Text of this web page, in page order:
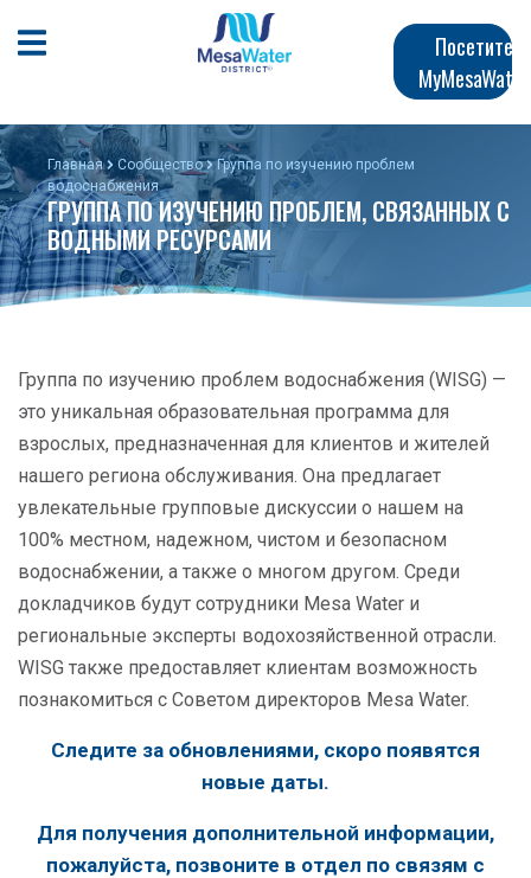
Главная
Открыть мобильное меню
Посетите
MyMesaWater
Главная Сообщество
Группа по изучению проблем
водоснабжения
ГРУППА ПО ИЗУЧЕНИЮ ПРОБЛЕМ, СВЯЗАННЫХ С
ВОДНЫМИ РЕСУРСАМИ
Группа по изучению проблем водоснабжения (WISG) —
это уникальная образовательная программа для
взрослых, предназначенная для клиентов и жителей
нашего региона обслуживания. Она предлагает
увлекательные групповые дискуссии о нашем на
100% местном, надежном, чистом и безопасном
водоснабжении, а также о многом другом. Среди
докладчиков будут сотрудники Mesa Water и
региональные эксперты водохозяйственной отрасли.
WISG также предоставляет клиентам возможность
познакомиться с Советом директоров Mesa Water.
Следите за обновлениями, скоро появятся
новые даты.
Для получения дополнительной информации,
пожалуйста, позвоните в отдел по связям с